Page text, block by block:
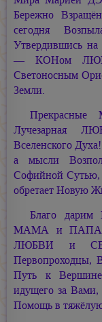
Бережно
сегодня
Утвердившись
— КОНом
Светоносным
Земли.
Лучезарная
Вселенского
а мысли
Софийной Сутью,
обретает Новую
Благо
МАМА и ПАПА,
ЛЮБВИ и
Путь к
идущего за
Помощь в